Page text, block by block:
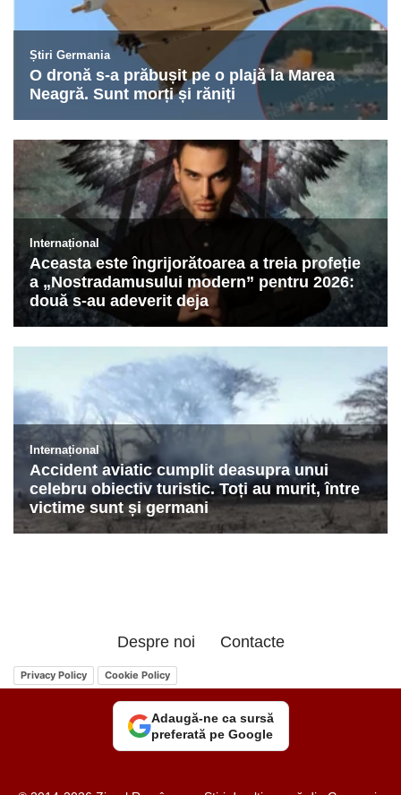
Despre noi Contacte
Privacy Policy Cookie Policy
Adaugă-ne ca sursă
preferată pe Google